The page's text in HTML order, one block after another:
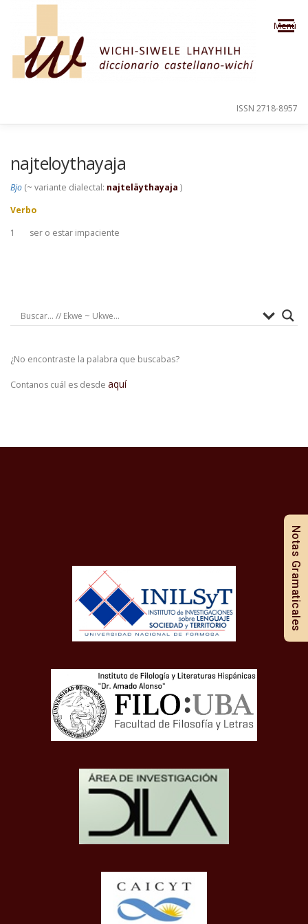
Saltar al contenido
Menú
ISSN 2718-8957
najteloythayaja
Bjo (~ variante dialectal: najteläythayaja )
Verbo
1
ser o estar impaciente
¿No encontraste la palabra que buscabas?
Contanos cuál es desde aquí
Notas Gramaticales